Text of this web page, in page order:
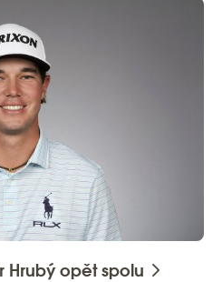
Hrubý opět spolu